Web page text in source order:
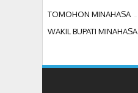
TOMOHON MINAHASA
WAKIL BUPATI MINAHASA